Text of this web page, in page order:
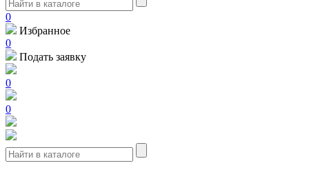
0
Избранное
0
Подать заявку
0
0